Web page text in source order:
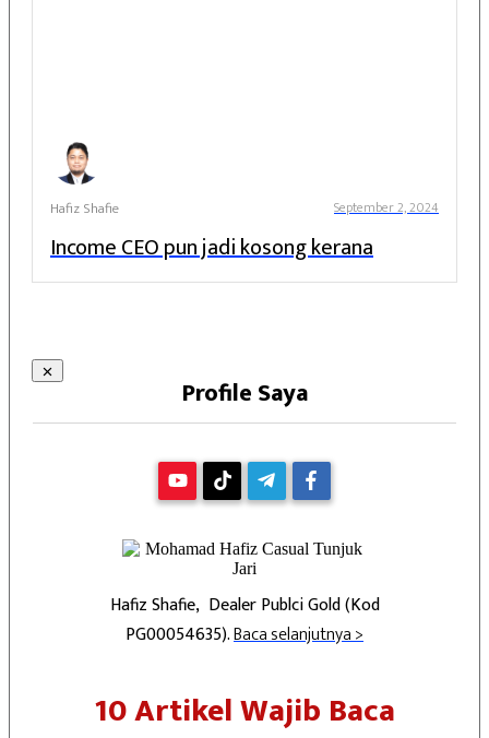
Hafiz Shafie September 2, 2024
Income CEO pun jadi kosong kerana
Profile Saya
Hafiz Shafie, Dealer Publci Gold (Kod
PG00054635).Baca selanjutnya >
10 Artikel Wajib Baca